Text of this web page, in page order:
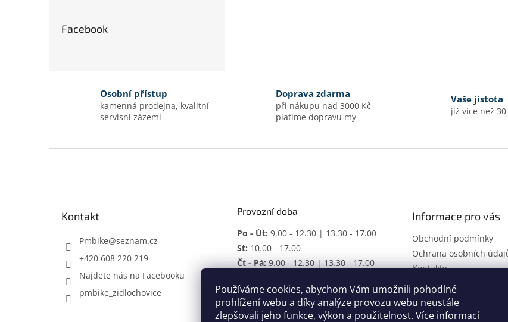
Používáme cookies, abychom Vám umožnili pohodlné
prohlížení webu a díky analýze provozu webu neustále
zlepšovali jeho funkce, výkon a použitelnost. Více informací
Facebook
i
s
Osobní přístup
kamenná prodejna, kvalitní
servisní zázemí
Doprava zdarma
při nákupu nad 3000 Kč
platíme dopravu my
Vaše jistota
již více než
Kontakt
Pmbike@seznam.cz
+420 608 220 219
Najdete nás na Facebooku
pmbike_zidlochovice
Provozní doba
Po - Út: 9.00 - 12.30 | 13.30 - 17.00
St: 10.00 - 17.00
Čt - Pá:9.00 - 12.30 | 13.30 - 17.00
Mimo pracovní dobu dle domluvy.
Informace pro vás
Obchodní podmínky
Ochrana osobních
Kontakty